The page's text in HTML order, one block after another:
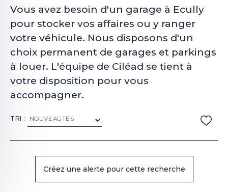
Vous avez besoin d'un garage à Ecully
pour stocker vos affaires ou y ranger
votre véhicule. Nous disposons d'un
choix permanent de garages et parkings
à louer. L'équipe de Ciléad se tient à
votre disposition pour vous
accompagner.
TRI :